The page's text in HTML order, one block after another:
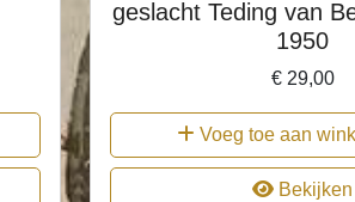
geslacht Teding van
1950
€29,00
Voeg toe aan
Bekijken